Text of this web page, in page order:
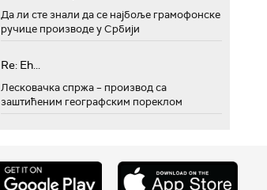
Да ли сте знали да се најбоље грамофонске
ручице производе у Србији
Re: Eh...
Лесковачка спржа – производ са
заштићеним географским пореклом